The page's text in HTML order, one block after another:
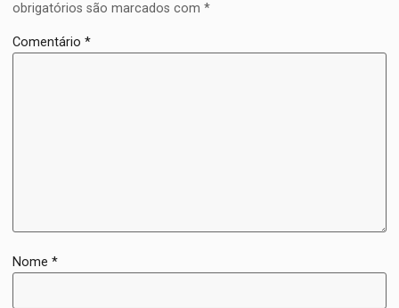
obrigatórios são marcados com*
Comentário*
Nome*